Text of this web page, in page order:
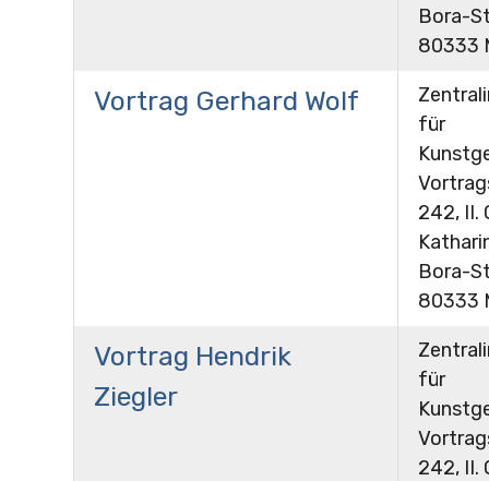
Bora-
80333
Vortrag Gerhard Wolf
für
242, II.
Bora-
80333
Vortrag Hendrik
Ziegler
für
242, II.